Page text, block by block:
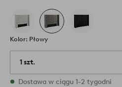
Kolor: Płowy
1 szt.
W magazynie
Dostawa w ciągu 1-2 tygodni